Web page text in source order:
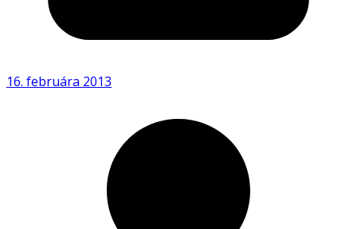
16. februára 2013